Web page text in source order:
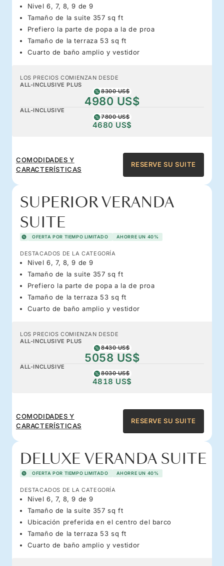
Nivel 6, 7, 8, 9 de 9
Tamaño de la suite 357 sq ft
Prefiero la parte de popa a la de proa
Tamaño de la terraza 53 sq ft
Cuarto de baño amplio y vestidor
LOS PRECIOS COMIENZAN DESDE
ALL-INCLUSIVE PLUS
8300 US$
4980 US$
ALL-INCLUSIVE
7800 US$
4680 US$
COMODIDADES Y
CARACTERÍSTICAS
RESERVE SU SUITE
SUPERIOR VERANDA
SUITE
OFERTA POR TIEMPO LIMITADO AHORRE UN 40%
DESTACADOS DE LA CATEGORÍA
Nivel 6, 7, 8, 9 de 9
Tamaño de la suite 357 sq ft
Prefiero la parte de popa a la de proa
Tamaño de la terraza 53 sq ft
Cuarto de baño amplio y vestidor
LOS PRECIOS COMIENZAN DESDE
ALL-INCLUSIVE PLUS
8430 US$
5058 US$
ALL-INCLUSIVE
8030 US$
4818 US$
COMODIDADES Y
CARACTERÍSTICAS
RESERVE SU SUITE
DELUXE VERANDA SUITE
OFERTA POR TIEMPO LIMITADO AHORRE UN 40%
DESTACADOS DE LA CATEGORÍA
Nivel 6, 7, 8, 9 de 9
Tamaño de la suite 357 sq ft
Ubicación preferida en el centro del barco
Tamaño de la terraza 53 sq ft
Cuarto de baño amplio y vestidor